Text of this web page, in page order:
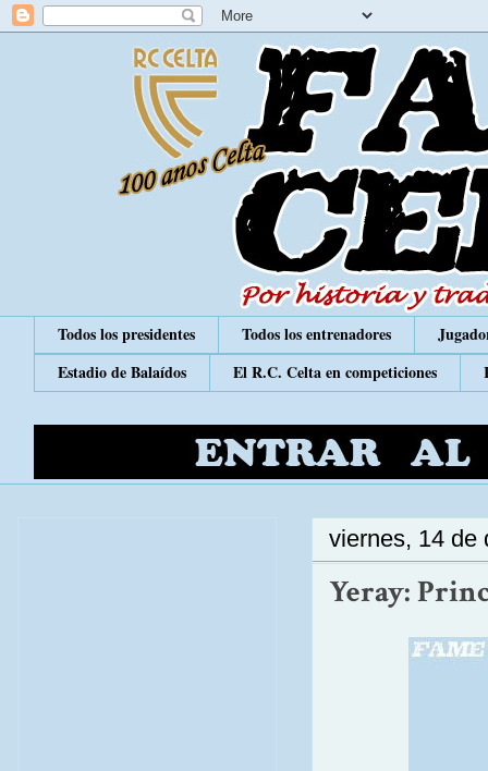
Todos los presidentes Todos los entrenadores
Estadio de Balaídos
El R.C. Celta en competiciones
viernes, 14 de
Yeray: